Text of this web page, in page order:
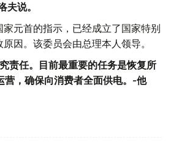
夫说。
元首的指示，已经成立了国家特别
因。该委员会由总理本人领导。
责任。目前最重要的任务是恢复所
营，确保向消费者全面供电。-他